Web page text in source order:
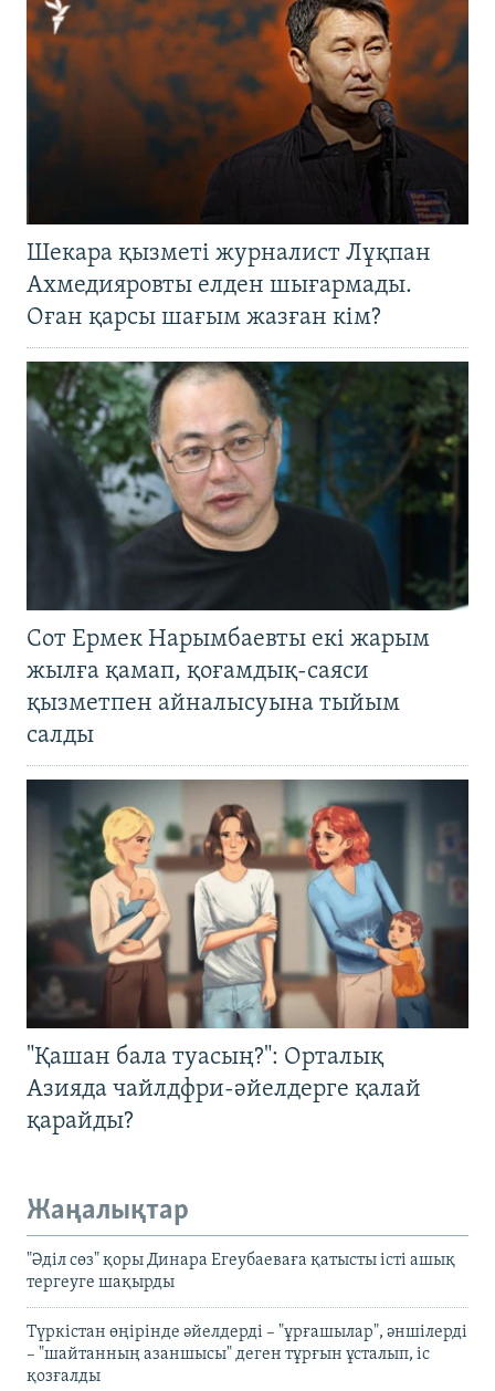
Шекара қызметі журналист Лұқпан
Ахмедияровты елден шығармады.
Оған қарсы шағым жазған кім?
Сот Ермек Нарымбаевты екі жарым
жылға қамап, қоғамдық-саяси
қызметпен айналысуына тыйым
салды
"Қашан бала туасың?": Орталық
Азияда чайлдфри-әйелдерге қалай
қарайды?
Жаңалықтар
"Әділ сөз" қоры Динара Егеубаеваға қатысты істі ашық
тергеуге шақырды
Түркістан өңірінде әйелдерді – "ұрғашылар", әншілерді
– "шайтанның азаншысы" деген тұрғын ұсталып, іс
қозғалды